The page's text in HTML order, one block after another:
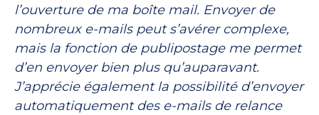
l’ouverture de ma boîte mail. Envoyer de
nombreux e-mails peut s’avérer complexe,
mais la fonction de publipostage me permet
d’en envoyer bien plus qu’auparavant.
J’apprécie également la possibilité d’envoyer
automatiquement des e-mails de relance